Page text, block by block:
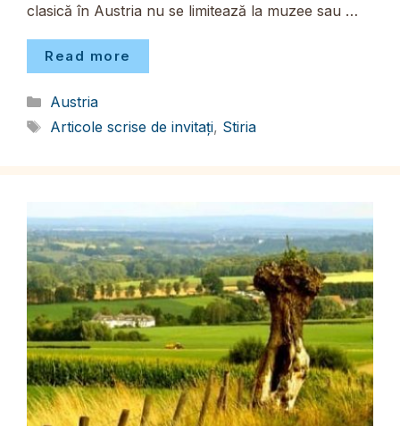
clasică în Austria nu se limitează la muzee sau …
Read more
Categorii
Austria
Etichete
Articole scrise de invitați, Stiria